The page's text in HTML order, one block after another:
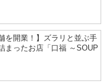
を開業！】ズラリと並ぶ手
まったお店「口福 ～SOUP